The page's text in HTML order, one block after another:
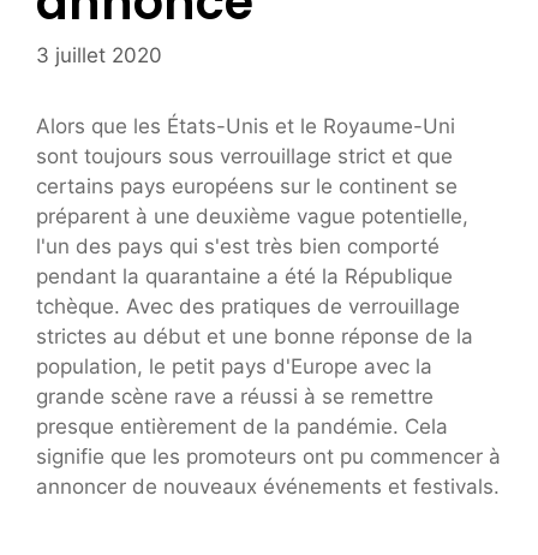
3 juillet 2020
Alors que les États-Unis et le Royaume-Uni
sont toujours sous verrouillage strict et que
certains pays européens sur le continent se
préparent à une deuxième vague potentielle,
l'un des pays qui s'est très bien comporté
pendant la quarantaine a été la République
tchèque. Avec des pratiques de verrouillage
strictes au début et une bonne réponse de la
population, le petit pays d'Europe avec la
grande scène rave a réussi à se remettre
presque entièrement de la pandémie. Cela
signifie que les promoteurs ont pu commencer à
annoncer de nouveaux événements et festivals.